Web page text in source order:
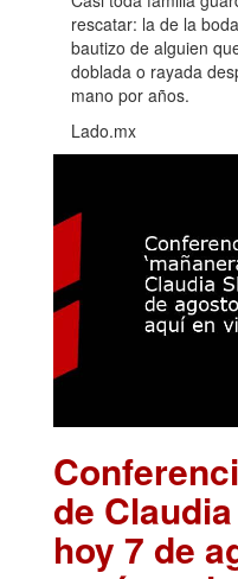
rescatar: la de la
bautizo de alguien
doblada o rayada
mano por años.
Lado.mx
de
hoy 7 de